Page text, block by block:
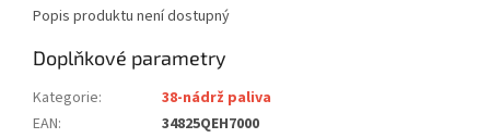
Popis produktu není dostupný
Doplňkové parametry
Kategorie:
38-nádrž paliva
EAN:
34825QEH7000